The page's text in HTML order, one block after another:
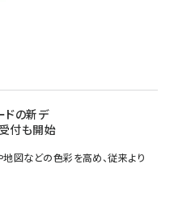
ドの新デ
付も開始
地図などの色彩を高め、従来より